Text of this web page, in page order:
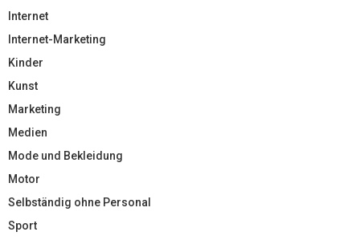
Internet
Internet-Marketing
Kinder
Kunst
Marketing
Medien
Mode und Bekleidung
Motor
Selbständig ohne Personal
Sport